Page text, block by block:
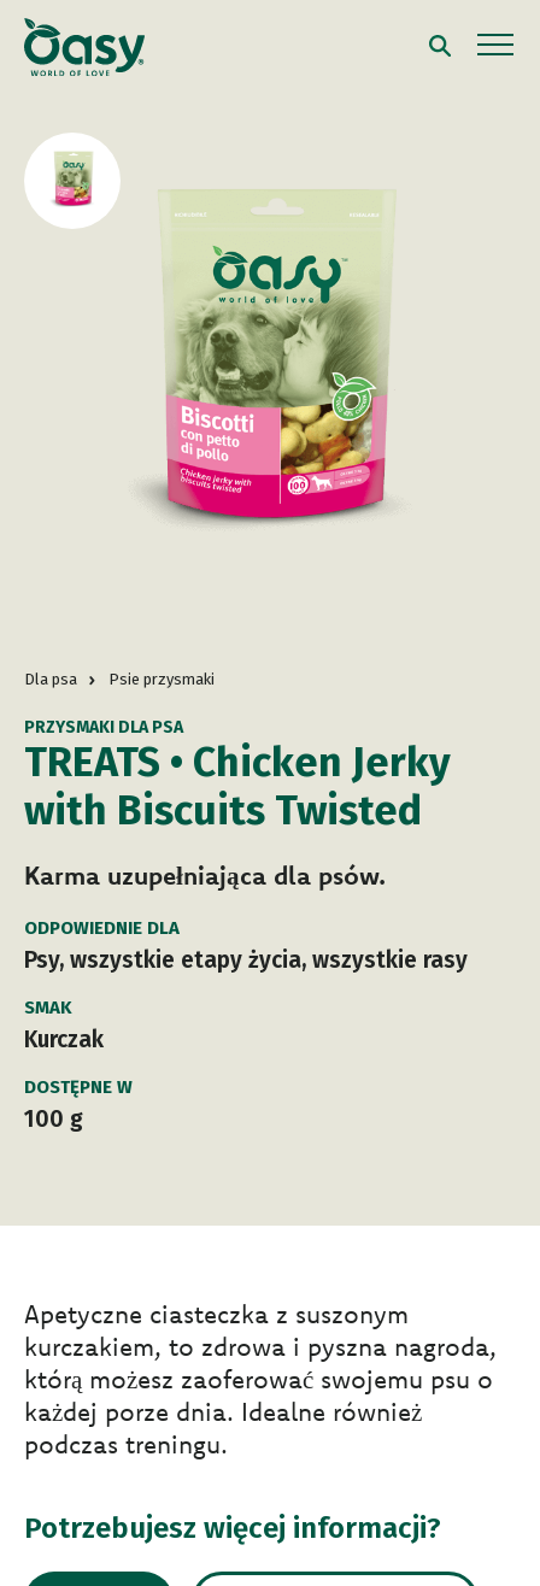
Dla psa Psie przysmaki
TREATS • Chicken Jerky
with Biscuits Twisted
PRZYSMAKI DLA PSA
Karma uzupełniająca dla psów.
ODPOWIEDNIE DLA
Psy, wszystkie etapy życia, wszystkie rasy
SMAK
Kurczak
DOSTĘPNE W
100 g
Apetyczne ciasteczka z suszonym
kurczakiem, to zdrowa i pyszna nagroda,
którą możesz zaoferować swojemu psu o
każdej porze dnia. Idealne również
podczas treningu.
Potrzebujesz więcej informacji?